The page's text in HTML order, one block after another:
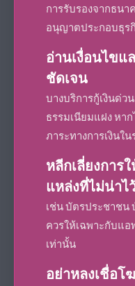
การรับรองจากธนา
อนุญาตประกอบธุร
อ่านเงื่อนไขแ
ชัดเจน
บางบริการกู้เงินด่ว
ธรรมเนียมแฝง หา
ภาระทางการเงินใน
หลีกเลี่ยงการ
แหล่งที่ไม่น่าไ
เช่น บัตรประชาชน
ควรให้เฉพาะกับแ
เท่านั้น
อย่าหลงเชื่อโ